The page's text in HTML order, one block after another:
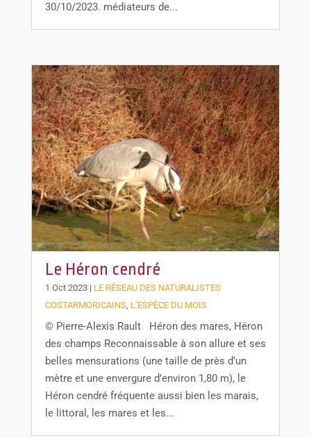
30/10/2023. médiateurs de...
Le Héron cendré
1 Oct 2023| LE RÉSEAU DES NATURALISTES
COSTARMORICAINS, L’ESPÈCE DU MOIS
© Pierre-Alexis Rault Héron des mares, Héron
des champs Reconnaissable à son allure et ses
belles mensurations (une taille de près d’un
mètre et une envergure d’environ 1,80 m), le
Héron cendré fréquente aussi bien les marais,
le littoral, les mares et les...